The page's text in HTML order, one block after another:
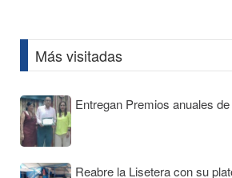
Más visitadas
Entregan Premios anuales
Reabre la Lisetera con su